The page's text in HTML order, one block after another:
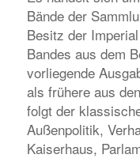
Bände der
Besitz der
Bandes aus dem
vorliegende
als frühere aus
folgt der
Außenpolitik,
Kaiserhaus,